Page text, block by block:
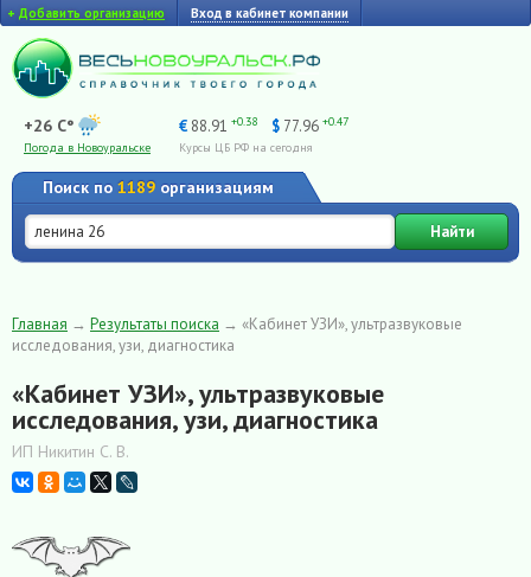
+ Добавить организацию Вход в кабинет компании
+26 C°
Погода в Новоуральске
€ 88.91 +0.38 $ 77.96 +0.47
Курсы ЦБ РФ на сегодня
Поиск по 1189 организациям
Найти
Главная → Результаты поиска → «Кабинет УЗИ», ультразвуковые
исследования, узи, диагностика
«Кабинет УЗИ», ультразвуковые
исследования, узи, диагностика
ИП Никитин С. В.